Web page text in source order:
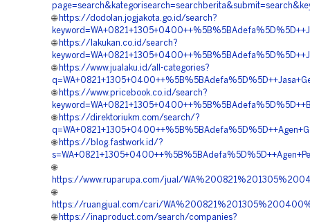
🌐 https://dodolan.jogjakota.go.id/search?
🌐 https://lakukan.co.id/search?
🌐 https://www.jualaku.id/all-categories?
🌐 https://www.pricebook.co.id/search?
🌐 https://direktoriukm.com/search/?
🌐 https://blog.fastwork.id/?
🌐
https://www.ruparupa.com/jual/
🌐
https://ruangjual.com/cari/
🌐 https://inaproduct.com/search/companies?